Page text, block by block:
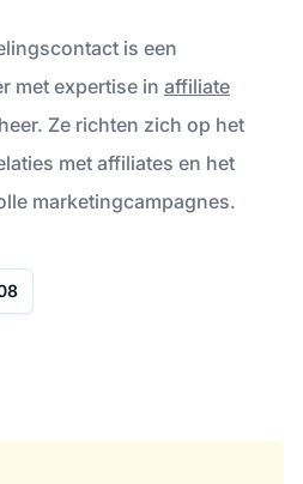
is een
met expertise in affiliate
Ze richten zich op het
met affiliates en het
marketingcampagnes.